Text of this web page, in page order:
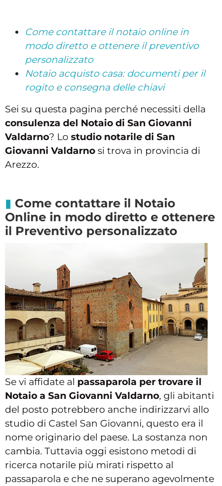
Come contattare il notaio online in
modo diretto e ottenere il preventivo
personalizzato
Notaio acquisto casa: documenti per il
rogito e consegna delle chiavi
Sei su questa pagina perché necessiti della
consulenza del Notaio di San Giovanni
Valdarno? Lo studio notarile di San
Giovanni Valdarno si trova in provincia di
Arezzo.
Come contattare il Notaio
Online in modo diretto e ottenere
il Preventivo personalizzato
Se vi affidate al passaparola per trovare il
Notaio a San Giovanni Valdarno, gli abitanti
del posto potrebbero anche indirizzarvi allo
studio di Castel San Giovanni, questo era il
nome originario del paese. La sostanza non
cambia. Tuttavia oggi esistono metodi di
ricerca notarile più mirati rispetto al
passaparola e che ne superano agevolmente